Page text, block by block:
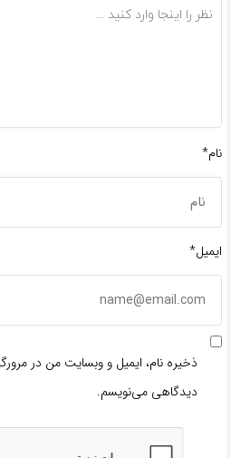
نام*
ایمیل*
ذخیره نام، ایمیل و وبسایت من در
دیدگاهی می‌نویسم.